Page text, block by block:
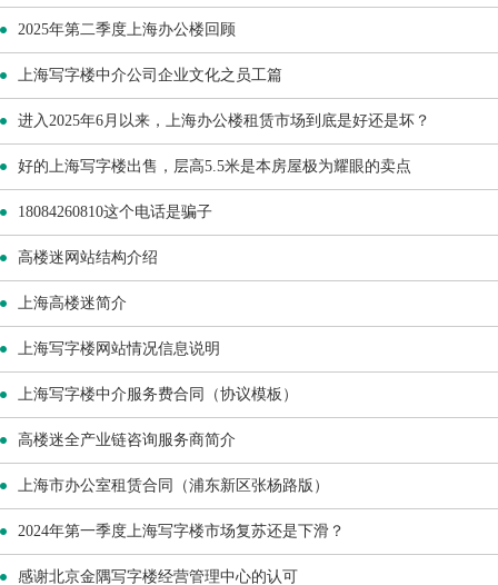
2025年第二季度上海办公楼回顾
上海写字楼中介公司企业文化之员工篇
进入2025年6月以来，上海办公楼租赁市场到底是好还是坏？
好的上海写字楼出售，层高5.5米是本房屋极为耀眼的卖点
18084260810这个电话是骗子
高楼迷网站结构介绍
上海高楼迷简介
上海写字楼网站情况信息说明
上海写字楼中介服务费合同（协议模板）
高楼迷全产业链咨询服务商简介
上海市办公室租赁合同（浦东新区张杨路版）
2024年第一季度上海写字楼市场复苏还是下滑？
感谢北京金隅写字楼经营管理中心的认可